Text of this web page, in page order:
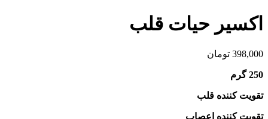
اکسیر حیات قلب
398,000 تومان
250 گرم
تقویت کننده قلب
تقویت کننده اعصاب